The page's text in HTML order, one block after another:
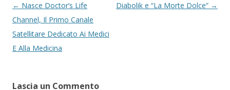
Navigazione articolo
← Nasce Doctor’s Life
Channel, Il Primo Canale
Satellitare Dedicato Ai Medici
E Alla Medicina
Diabolik e “La Morte Dolce” →
Lascia un Commento